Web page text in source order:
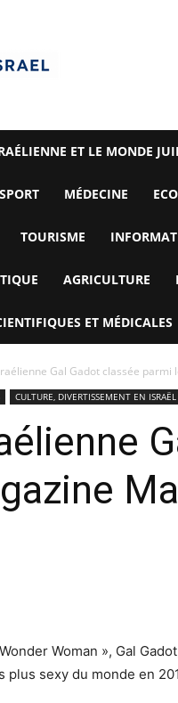
ET LE MONDE
SPORT MÉDECINE
TOURISME
AGRICULTURE
ET MÉDICALES
Gal Gadot classée
CULTURE, DIVERTISSEMENT EN ISRAËL
Woman », Gal
plus sexy du monde en